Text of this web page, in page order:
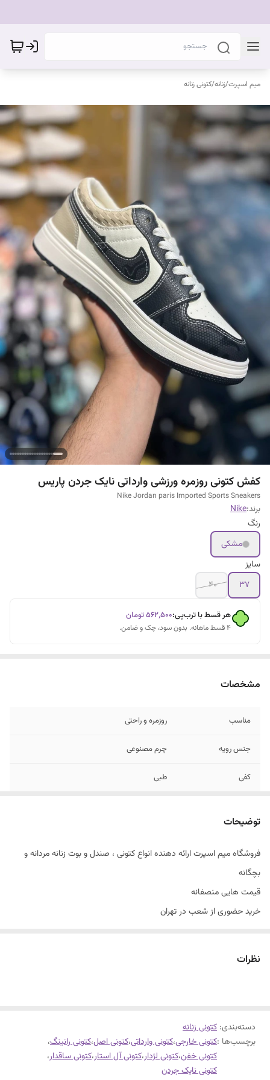
میم اسپرت/زنانه/کتونی زنانه
کفش کتونی روزمره ورزشی وارداتی نایک جردن پاریس
Nike Jordan paris Imported Sports Sneakers
برند:Nike
رنگ
مشکی
سایز
۳۷
۴۰
هر قسط با ترب‌پی:۵۶۲٬۵۰۰تومان
۴ قسط ماهانه. بدون سود، چک و ضامن.
مشخصات
مناسب روزمره و راحتی
جنس رویه چرم مصنوعی
کفی طبی
توضیحات
فروشگاه میم اسپرت ارائه دهنده انواع کتونی ، صندل و بوت زنانه مردانه و
بچگانه
قیمت هایی منصفانه
خرید حضوری از شعب در تهران
نظرات
دسته‌بندی: کتونی زنانه
برچسب‌ها :کتونی خارجی،کتونی وارداتی،کتونی اصل،کتونی رانینگ،
کتونی خفن،کتونی لژدار،کتونی آل استار،کتونی ساقدار،
کتونی نایک جردن